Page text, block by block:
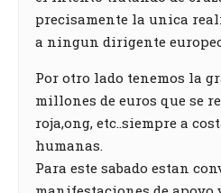
precisamente la unica
a ningun dirigente
Por otro lado tenemos la
millones de euros que se
roja,ong, etc..siempre a
humanas.
Para este sabado estan